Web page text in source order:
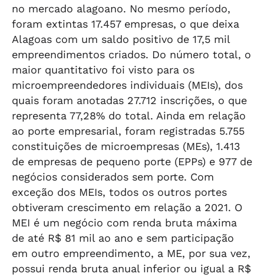
no mercado alagoano. No mesmo período,
foram extintas 17.457 empresas, o que deixa
Alagoas com um saldo positivo de 17,5 mil
empreendimentos criados. Do número total, o
maior quantitativo foi visto para os
microempreendedores individuais (MEIs), dos
quais foram anotadas 27.712 inscrições, o que
representa 77,28% do total. Ainda em relação
ao porte empresarial, foram registradas 5.755
constituições de microempresas (MEs), 1.413
de empresas de pequeno porte (EPPs) e 977 de
negócios considerados sem porte. Com
exceção dos MEIs, todos os outros portes
obtiveram crescimento em relação a 2021. O
MEI é um negócio com renda bruta máxima
de até R$ 81 mil ao ano e sem participação
em outro empreendimento, a ME, por sua vez,
possui renda bruta anual inferior ou igual a R$